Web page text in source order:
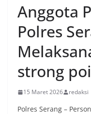
Anggota
Polres
strong
15 Maret 2026 redaksi
Polres Serang –